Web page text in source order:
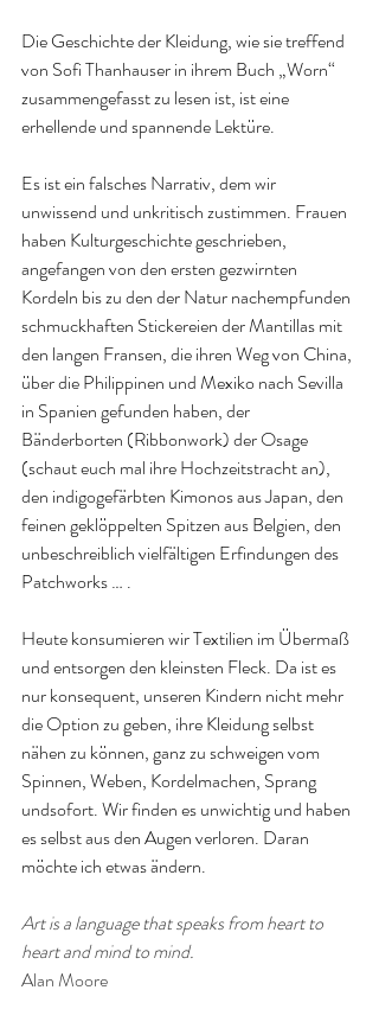
Die Geschichte der Kleidung, wie sie treffend
von Sofi Thanhauser in ihrem Buch „Worn“
zusammengefasst zu lesen ist, ist eine
erhellende und spannende Lektüre.
Es ist ein falsches Narrativ, dem wir
unwissend und unkritisch zustimmen. Frauen
haben Kulturgeschichte geschrieben,
angefangen von den ersten gezwirnten
Kordeln bis zu den der Natur nachempfunden
schmuckhaften Stickereien der Mantillas mit
den langen Fransen, die ihren Weg von China,
über die Philippinen und Mexiko nach Sevilla
in Spanien gefunden haben, der
Bänderborten (Ribbonwork) der Osage
(schaut euch mal ihre Hochzeitstracht an),
den indigogefärbten Kimonos aus Japan, den
feinen geklöppelten Spitzen aus Belgien, den
unbeschreiblich vielfältigen Erfindungen des
Patchworks … .
Heute konsumieren wir Textilien im Übermaß
und entsorgen den kleinsten Fleck. Da ist es
nur konsequent, unseren Kindern nicht mehr
die Option zu geben, ihre Kleidung selbst
nähen zu können, ganz zu schweigen vom
Spinnen, Weben, Kordelmachen, Sprang
undsofort. Wir finden es unwichtig und haben
es selbst aus den Augen verloren. Daran
möchte ich etwas ändern.
Art is a language that speaks from heart to
heart and mind to mind.
Alan Moore